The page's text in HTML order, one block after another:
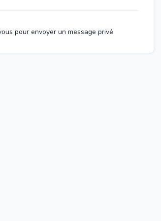
pour envoyer un message privé